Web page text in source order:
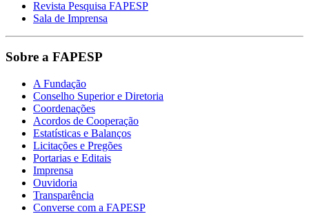
Revista Pesquisa FAPESP
Sala de Imprensa
Sobre a FAPESP
A Fundação
Conselho Superior e Diretoria
Coordenações
Acordos de Cooperação
Estatísticas e Balanços
Licitações e Pregões
Portarias e Editais
Imprensa
Ouvidoria
Transparência
Converse com a FAPESP